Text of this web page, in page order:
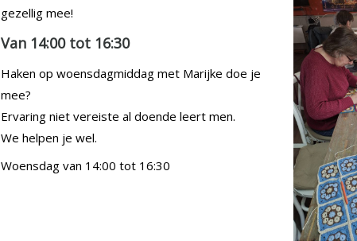
gezellig mee!
Van 14:00 tot 16:30
Haken op woensdagmiddag met Marijke doe je
mee?
Ervaring niet vereiste al doende leert men.
We helpen je wel.
Woensdag van 14:00 tot 16:30